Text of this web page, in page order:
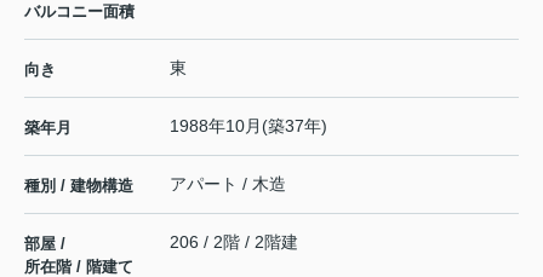
バルコニー面積
向き 東
築年月 1988年10月(築37年)
種別 / 建物構造 アパート / 木造
部屋 /
所在階 / 階建て
206 / 2階 / 2階建